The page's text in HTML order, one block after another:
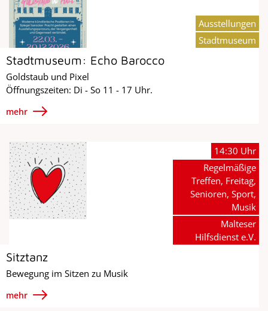
Stadtmuseum: Echo Barocco
Goldstaub und Pixel
Öffnungszeiten: Di - So 11 - 17 Uhr.
mehr
Ausstellungen
Stadtmuseum
Sitztanz
Bewegung im Sitzen zu Musik
mehr
14:30 Uhr
Regelmäßige
Treffen, Freitag,
Senioren, Sport,
Musik
Malteser
Hilfsdienst e.V.